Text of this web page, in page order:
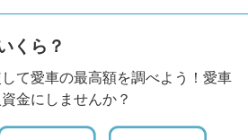
くら？
て愛車の最高額を調べよう！愛車
金にしませんか？